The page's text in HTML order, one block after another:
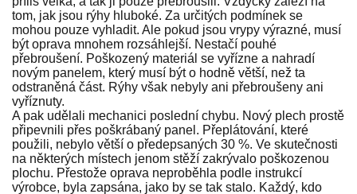
tom, jak jsou rýhy hluboké. Za určitých podmínek se
mohou pouze vyhladit. Ale pokud jsou vrypy výrazné, musí
být oprava mnohem rozsáhlejší. Nestačí pouhé
přebroušení. Poškozený materiál se vyřízne a nahradí
novým panelem, který musí být o hodně větší, než ta
odstraněná část. Rýhy však nebyly ani přebroušeny ani
vyříznuty.
A pak udělali mechanici poslední chybu. Nový plech prostě
připevnili přes poškrábaný panel. Přeplátování, které
použili, nebylo větší o předepsaných 30 %. Ve skutečnosti
na některých místech jenom stěží zakrývalo poškozenou
plochu. Přestože oprava neproběhla podle instrukcí
výrobce, byla zapsána, jako by se tak stalo. Každý, kdo